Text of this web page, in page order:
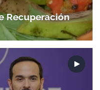
Recuperación